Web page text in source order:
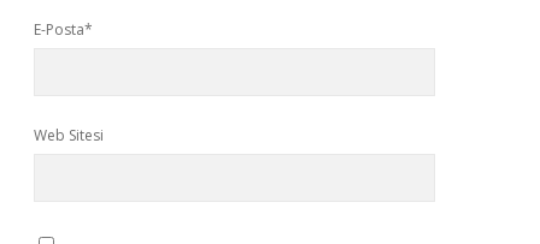
E-Posta*
Web Sitesi